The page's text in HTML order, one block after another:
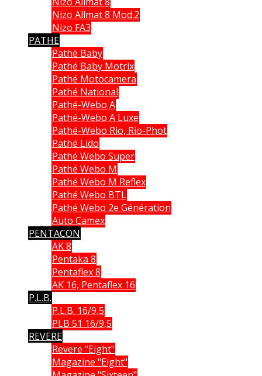
Nizo Allmat 8 Mod.2
Nizo FA3
PATHE
Pathé Baby
Pathé Baby Motrix
Pathé Motocamera
Pathé National
Pathé-Webo A
Pathé-Webo A Luxe
Pathé-Webo Rio, Rio-Phot
Pathé Lido
Pathé Webo Super
Pathé Webo M
Pathé Webo M Reflex
Pathé Webo BTL
Pathé Webo 2e Génération
Auto Camex
PENTACON
AK 8
Pentaka 8
Pentaflex 8
AK 16, Pentaflex 16
P.L.B.
P.L.B. 16/9,5
PLB 51 16/9,5
REVERE
Revere "Eight"
Magazine "Eight"